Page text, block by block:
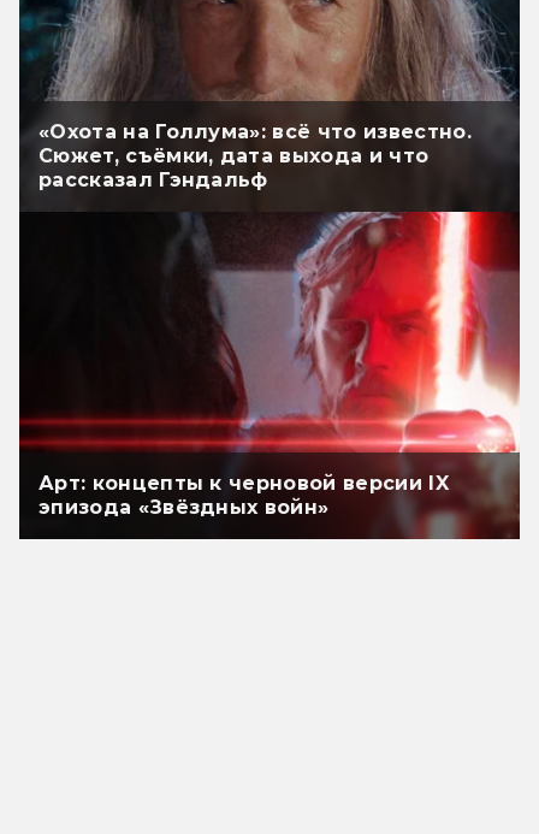
«Охота на Голлума»: всё что известно.
Сюжет, съёмки, дата выхода и что
рассказал Гэндальф
Арт: концепты к черновой версии IX
эпизода «Звёздных войн»